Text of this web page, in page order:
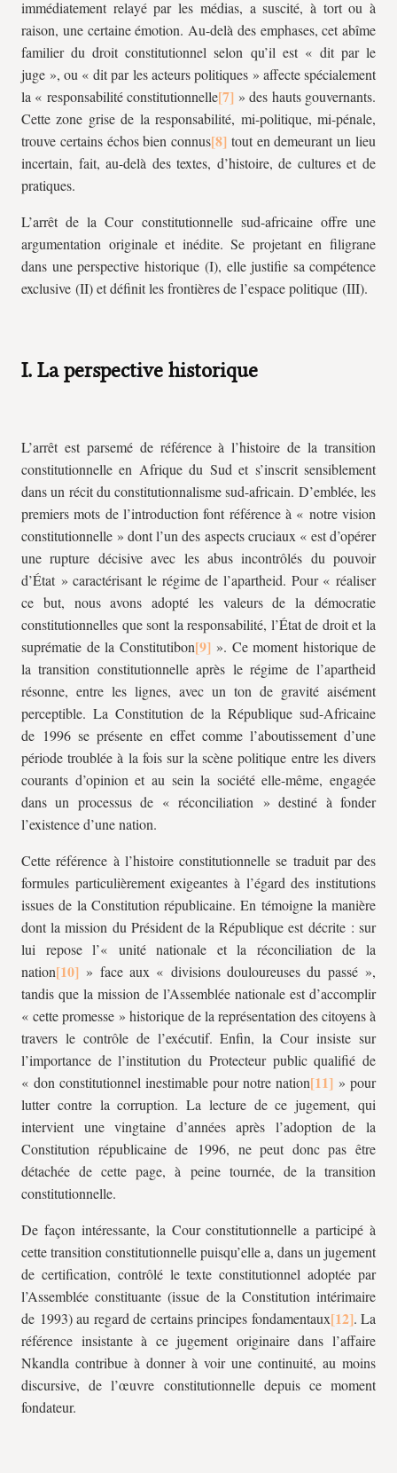
immédiatement relayé par les médias, a suscité, à tort ou à
raison, une certaine émotion. Au-delà des emphases, cet abîme
familier du droit constitutionnel selon qu’il est « dit par le
juge », ou « dit par les acteurs politiques » affecte spécialement
la « responsabilité constitutionnelle
» des hauts gouvernants.
Cette zone grise de la responsabilité, mi-politique, mi-pénale,
trouve certains échos bien connus
tout en demeurant un lieu
incertain, fait, au-delà des textes, d’histoire, de cultures et de
pratiques.
L’arrêt de la Cour constitutionnelle sud-africaine offre une
argumentation originale et inédite. Se projetant en filigrane
dans une perspective historique (I), elle justifie sa compétence
exclusive (II) et définit les frontières de l’espace politique (III).
I. La perspective historique
L’arrêt est parsemé de référence à l’histoire de la transition
constitutionnelle en Afrique du Sud et s’inscrit sensiblement
dans un récit du constitutionnalisme sud-africain. D’emblée, les
premiers mots de l’introduction font référence à « notre vision
constitutionnelle » dont l’un des aspects cruciaux « est d’opérer
une rupture décisive avec les abus incontrôlés du pouvoir
d’État » caractérisant le régime de l’apartheid. Pour « réaliser
ce but, nous avons adopté les valeurs de la démocratie
constitutionnelles que sont la responsabilité, l’État de droit et la
suprématie de la Constitutibon
». Ce moment historique de
la transition constitutionnelle après le régime de l’apartheid
résonne, entre les lignes, avec un ton de gravité aisément
perceptible. La Constitution de la République sud-Africaine
de 1996 se présente en effet comme l’aboutissement d’une
période troublée à la fois sur la scène politique entre les divers
courants d’opinion et au sein la société elle-même, engagée
dans un processus de « réconciliation » destiné à fonder
l’existence d’une nation.
Cette référence à l’histoire constitutionnelle se traduit par des
formules particulièrement exigeantes à l’égard des institutions
issues de la Constitution républicaine. En témoigne la manière
dont la mission du Président de la République est décrite : sur
lui repose l’« unité nationale et la réconciliation de la
nation
» face aux « divisions douloureuses du passé »,
tandis que la mission de l’Assemblée nationale est d’accomplir
« cette promesse » historique de la représentation des citoyens à
travers le contrôle de l’exécutif. Enfin, la Cour insiste sur
l’importance de l’institution du Protecteur public qualifié de
« don constitutionnel inestimable pour notre nation
» pour
lutter contre la corruption. La lecture de ce jugement, qui
intervient une vingtaine d’années après l’adoption de la
Constitution républicaine de 1996, ne peut donc pas être
détachée de cette page, à peine tournée, de la transition
constitutionnelle.
De façon intéressante, la Cour constitutionnelle a participé à
cette transition constitutionnelle puisqu’elle a, dans un jugement
de certification, contrôlé le texte constitutionnel adoptée par
l’Assemblée constituante (issue de la Constitution intérimaire
de 1993) au regard de certains principes fondamentaux
. La
référence insistante à ce jugement originaire dans l’affaire
Nkandla contribue à donner à voir une continuité, au moins
discursive, de l’œuvre constitutionnelle depuis ce moment
fondateur.